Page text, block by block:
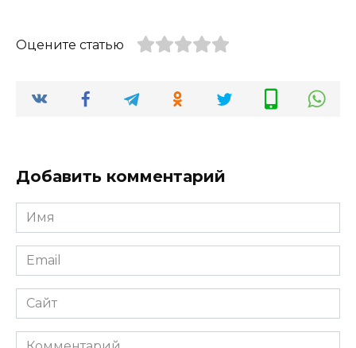
Оцените статью
Добавить комментарий
Имя
*
Email
*
Сайт
Комментарий